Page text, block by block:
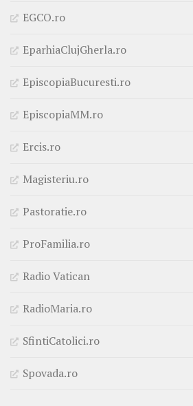
EGCO.ro
EparhiaClujGherla.ro
EpiscopiaBucuresti.ro
EpiscopiaMM.ro
Ercis.ro
Magisteriu.ro
Pastoratie.ro
ProFamilia.ro
Radio Vatican
RadioMaria.ro
SfintiCatolici.ro
Spovada.ro